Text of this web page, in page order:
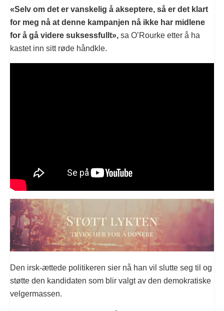
«Selv om det er vanskelig å akseptere, så er det klart
for meg nå at denne kampanjen nå ikke har midlene
for å gå videre suksessfullt», sa O’Rourke etter å ha
kastet inn sitt røde håndkle.
Den irsk-ættede politikeren sier nå han vil slutte seg til og
støtte den kandidaten som blir valgt av den demokratiske
velgermassen.